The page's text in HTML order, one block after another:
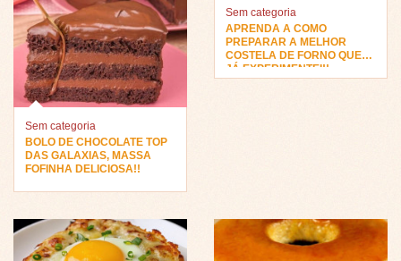
Sem categoria
BOLO DE CHOCOLATE TOP
DAS GALAXIAS, MASSA
FOFINHA DELICIOSA!!
Sem categoria
APRENDA A COMO
PREPARAR A MELHOR
COSTELA DE FORNO QUE
JÁ EXPERIMENTEI!!